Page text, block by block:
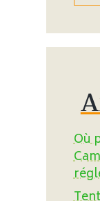
Où